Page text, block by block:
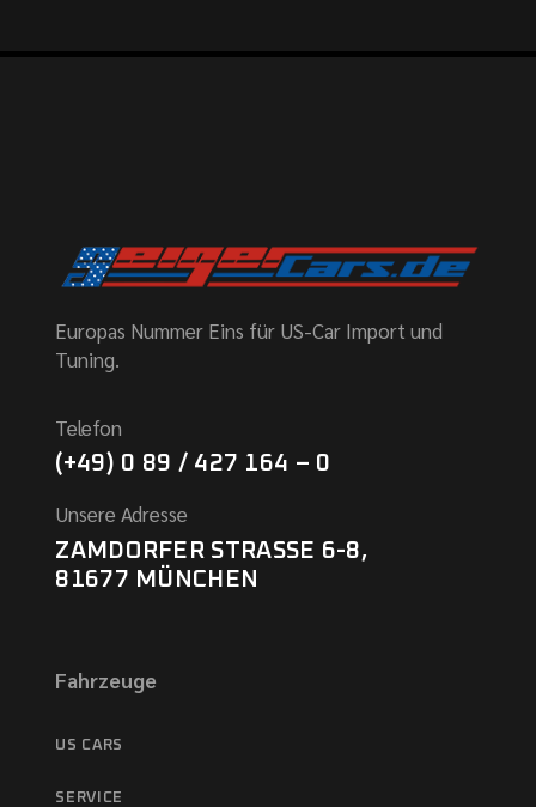
Europas Nummer Eins für US-Car Import und
Tuning.
Telefon
(+49) 0 89 / 427 164 – 0
Unsere Adresse
ZAMDORFER STRASSE 6-8,
81677 MÜNCHEN
Fahrzeuge
US CARS
SERVICE